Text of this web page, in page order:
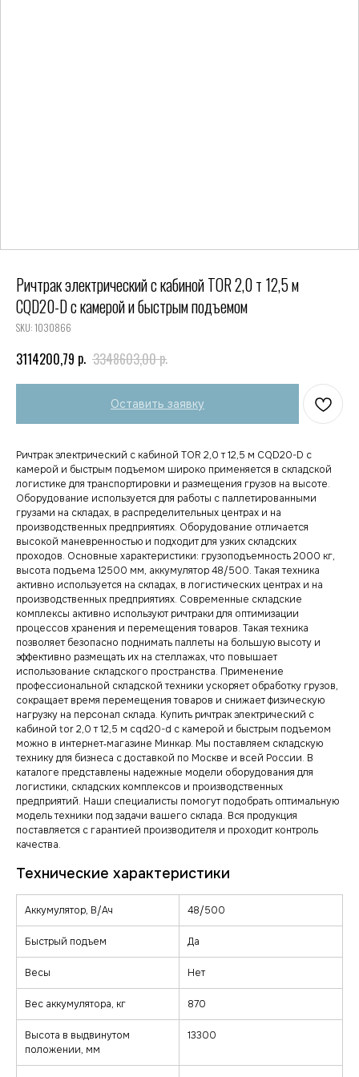
Ричтрак электрический с кабиной TOR 2,0 т 12,5 м
CQD20-D с камерой и быстрым подъемом
SKU:1030866
3114200,79 р. 3348603,00р.
Оставить заявку
Ричтрак электрический с кабиной TOR 2,0 т 12,5 м CQD20-D с
камерой и быстрым подъемом широко применяется в складской
логистике для транспортировки и размещения грузов на высоте.
Оборудование используется для работы с паллетированными
грузами на складах, в распределительных центрах и на
производственных предприятиях. Оборудование отличается
высокой маневренностью и подходит для узких складских
проходов. Основные характеристики: грузоподъемность 2000 кг,
высота подъема 12500 мм, аккумулятор 48/500. Такая техника
активно используется на складах, в логистических центрах и на
производственных предприятиях. Современные складские
комплексы активно используют ричтраки для оптимизации
процессов хранения и перемещения товаров. Такая техника
позволяет безопасно поднимать паллеты на большую высоту и
эффективно размещать их на стеллажах, что повышает
использование складского пространства. Применение
профессиональной складской техники ускоряет обработку грузов,
сокращает время перемещения товаров и снижает физическую
нагрузку на персонал склада. Купить ричтрак электрический с
кабиной tor 2,0 т 12,5 м cqd20-d с камерой и быстрым подъемом
можно в интернет‑магазине Минкар. Мы поставляем складскую
технику для бизнеса с доставкой по Москве и всей России. В
каталоге представлены надежные модели оборудования для
логистики, складских комплексов и производственных
предприятий. Наши специалисты помогут подобрать оптимальную
модель техники под задачи вашего склада. Вся продукция
поставляется с гарантией производителя и проходит контроль
качества.
Аккумулятор, В/Ач 48/500
Быстрый подъем Да
Весы Нет
Вес аккумулятора, кг 870
Высота в выдвинутом
положении, мм
13300